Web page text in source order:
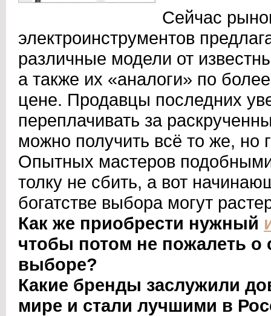
Сейчас
электроинструментов
различные модели от
а также их «аналоги» по
цене. Продавцы последних
переплачивать за
можно получить всё то же, но
Опытных мастеров
толку не сбить, а вот
богатстве выбора могут
Как же приобрести нужный
чтобы потом не пожалеть о
выборе?
Какие бренды заслужили
мире и стали лучшими в